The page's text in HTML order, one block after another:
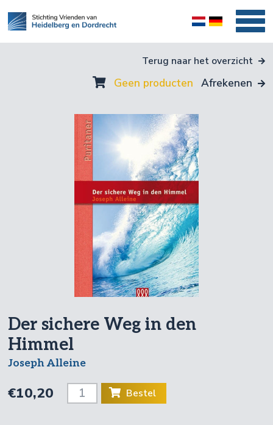
Geen producten Afrekenen
Terug naar het overzicht
Der sichere Weg in den
Himmel
Joseph Alleine
€10,20 Bestel